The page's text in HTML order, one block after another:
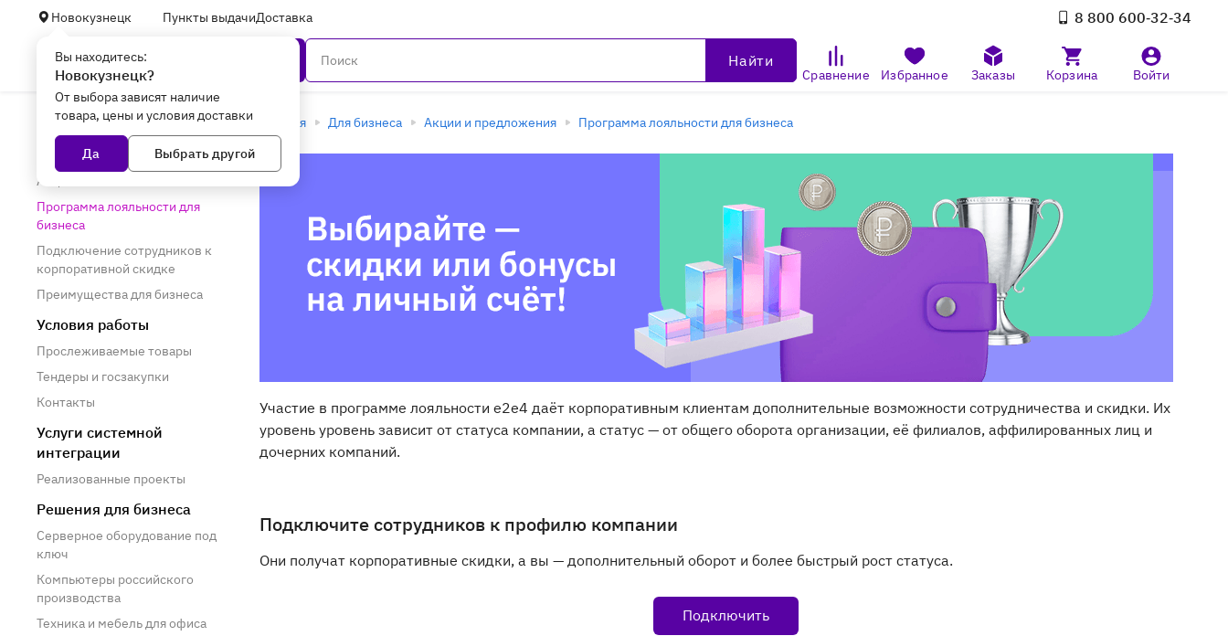
Новокузнецк Пункты выдачиДоставка 8 800 600‑32‑34
Вы находитесь:
Новокузнецк?
От выбора зависят наличие
товара, цены и условия доставки
Да Выбрать другой
Найти
Сравнение Избранное Заказы Корзина Войти
Для бизнеса
Акции и предложения
Акции
Программа лояльности для
бизнеса
Подключение сотрудников к
корпоративной скидке
Преимущества для бизнеса
Условия работы
Прослеживаемые товары
Тендеры и госзакупки
Контакты
Услуги системной
интеграции
Реализованные проекты
Решения для бизнеса
Серверное оборудование под
ключ
Компьютеры российского
производства
Техника и мебель для офиса
Главная Для бизнеса Акции и предложения Программа лояльности для бизнеса
Участие в программе лояльности e2e4 даёт корпоративным клиентам дополнительные возможности сотрудничества и скидки. Их
уровень уровень зависит от статуса компании, а статус — от общего оборота организации, её филиалов, аффилированных лиц и
дочерних компаний.
Подключите сотрудников к профилю компании
Они получат корпоративные скидки, а вы — дополнительный оборот и более быстрый рост статуса.
Подключить